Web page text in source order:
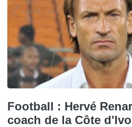
Football : Hervé
coach de la Côte